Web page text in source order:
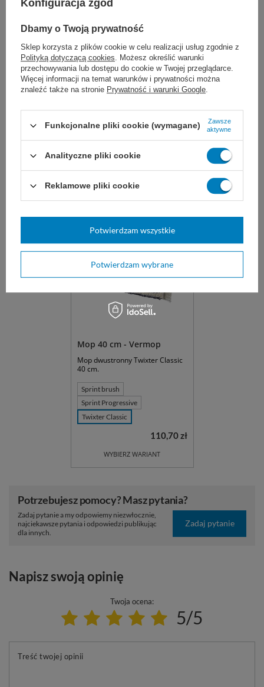
kolor biały
można prać w temp. 95°C
Marka Vermop
REF 4424
Producent
Zobacz podobne:
Mop 40 cm - Vermop
Mop dwustronny Twixter Classic
40 cm.
Sprint brush
Sprint Progressive
Twixter Classic
WYBIERZ WARIANT
110,70 zł
Potrzebujesz pomocy? Masz pytania?
Zadaj pytanie a my odpowiemy niezwłocznie,
najciekawsze pytania i odpowiedzi publikując
dla innych.
Zadaj pytanie
Napisz swoją opinię
Twoja ocena:
5/5
Treść twojej opinii
Konfiguracja zgód
Dbamy o Twoją prywatność
Sklep korzysta z plików cookie w celu realizacji usług zgodnie z
Polityką dotyczącą cookies. Możesz określić warunki
przechowywania lub dostępu do cookie w Twojej przeglądarce.
Więcej informacji na temat warunków i prywatności można
znaleźć także na stronie Prywatność i warunki Google.
Funkcjonalne pliki cookie (wymagane)
Zawsze
aktywne
Analityczne pliki cookie
Reklamowe pliki cookie
Potwierdzam wybrane
Potwierdzam wszystkie